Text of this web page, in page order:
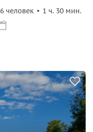
6 человек 1 ч. 30 мин.